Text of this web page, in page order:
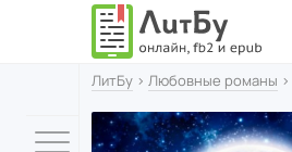
ЛитБу › Любовные романы ›